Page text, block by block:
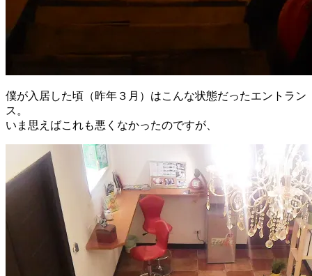
僕が入居した頃（昨年３月）はこんな状態だったエントラン
ス。
いま思えばこれも悪くなかったのですが、